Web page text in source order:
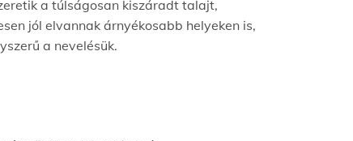
a túlságosan kiszáradt talajt,
jól elvannak árnyékosabb helyeken is,
a nevelésük.